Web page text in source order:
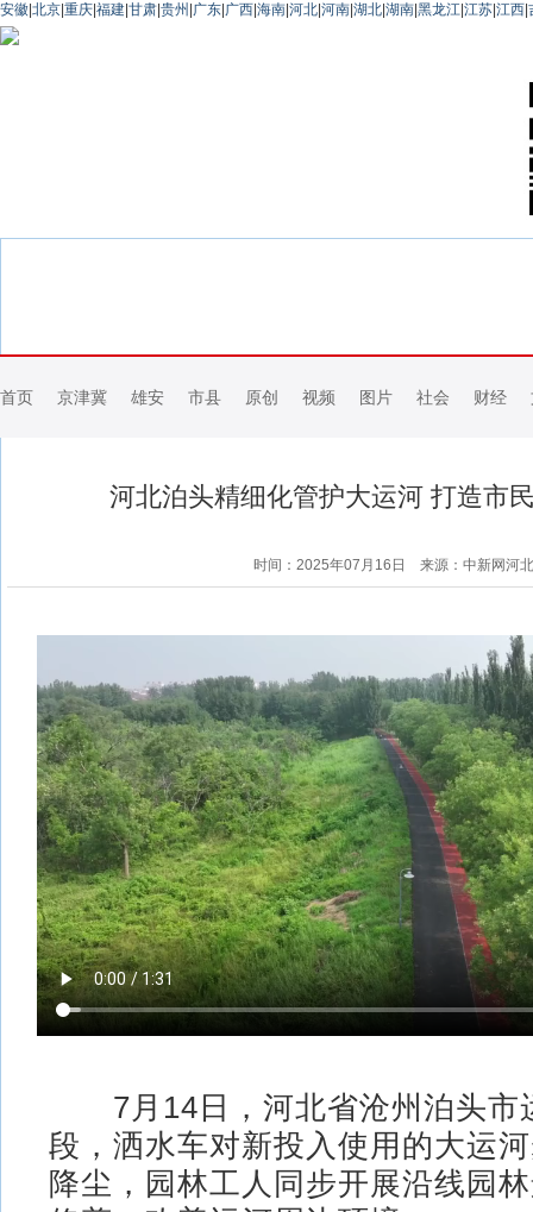
安徽 北京 重庆 福建 甘肃 贵州 广东 广西 海南 河北 河南 湖北 湖南 黑龙江 江苏 江西
首页 京津冀 雄安 市县 原创 视频 图片 社会 财经
河北泊头精细化管护大运河 打造市
时间：2025年07月16日 来源：中新网河北
7月14日，河北省沧州泊头市
段，洒水车对新投入使用的大运
降尘，园林工人同步开展沿线园